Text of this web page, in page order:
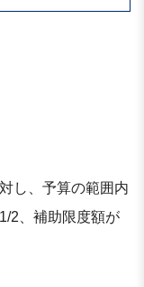
し、予算の範囲内
2、補助限度額が